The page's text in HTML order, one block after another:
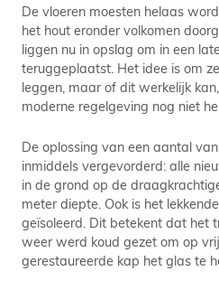
De vloeren moesten helaas
het hout eronder volkomen
liggen nu in opslag om in een
teruggeplaatst. Het idee is om
leggen, maar of dit werkelijk
moderne regelgeving nog niet
De oplossing van een aantal
inmiddels vergevorderd: alle
in de grond op de
meter diepte. Ook is het
geïsoleerd. Dit betekent dat het
weer werd koud gezet om op
gerestaureerde kap het glas te